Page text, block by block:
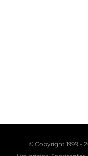
© Copyright 1999 -